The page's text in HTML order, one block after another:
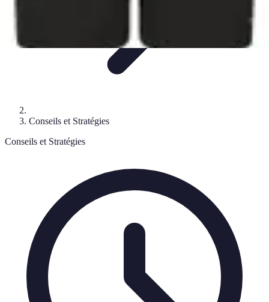
Conseils et Stratégies
Conseils et Stratégies